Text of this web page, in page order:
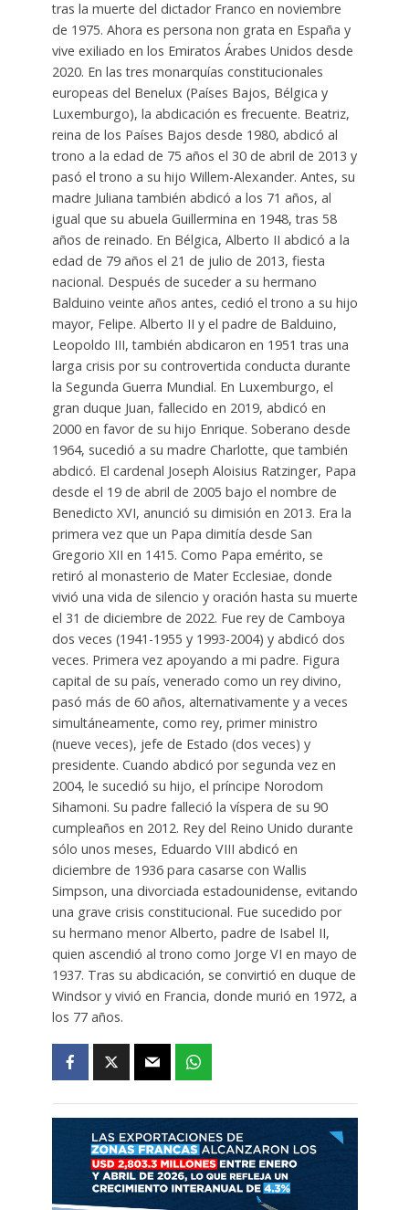
tras la muerte del dictador Franco en noviembre
de 1975. Ahora es persona non grata en España y
vive exiliado en los Emiratos Árabes Unidos desde
2020. En las tres monarquías constitucionales
europeas del Benelux (Países Bajos, Bélgica y
Luxemburgo), la abdicación es frecuente. Beatriz,
reina de los Países Bajos desde 1980, abdicó al
trono a la edad de 75 años el 30 de abril de 2013 y
pasó el trono a su hijo Willem-Alexander. Antes, su
madre Juliana también abdicó a los 71 años, al
igual que su abuela Guillermina en 1948, tras 58
años de reinado. En Bélgica, Alberto II abdicó a la
edad de 79 años el 21 de julio de 2013, fiesta
nacional. Después de suceder a su hermano
Balduino veinte años antes, cedió el trono a su hijo
mayor, Felipe. Alberto II y el padre de Balduino,
Leopoldo III, también abdicaron en 1951 tras una
larga crisis por su controvertida conducta durante
la Segunda Guerra Mundial. En Luxemburgo, el
gran duque Juan, fallecido en 2019, abdicó en
2000 en favor de su hijo Enrique. Soberano desde
1964, sucedió a su madre Charlotte, que también
abdicó. El cardenal Joseph Aloisius Ratzinger, Papa
desde el 19 de abril de 2005 bajo el nombre de
Benedicto XVI, anunció su dimisión en 2013. Era la
primera vez que un Papa dimitía desde San
Gregorio XII en 1415. Como Papa emérito, se
retiró al monasterio de Mater Ecclesiae, donde
vivió una vida de silencio y oración hasta su muerte
el 31 de diciembre de 2022. Fue rey de Camboya
dos veces (1941-1955 y 1993-2004) y abdicó dos
veces. Primera vez apoyando a mi padre. Figura
capital de su país, venerado como un rey divino,
pasó más de 60 años, alternativamente y a veces
simultáneamente, como rey, primer ministro
(nueve veces), jefe de Estado (dos veces) y
presidente. Cuando abdicó por segunda vez en
2004, le sucedió su hijo, el príncipe Norodom
Sihamoni. Su padre falleció la víspera de su 90
cumpleaños en 2012. Rey del Reino Unido durante
sólo unos meses, Eduardo VIII abdicó en
diciembre de 1936 para casarse con Wallis
Simpson, una divorciada estadounidense, evitando
una grave crisis constitucional. Fue sucedido por
su hermano menor Alberto, padre de Isabel II,
quien ascendió al trono como Jorge VI en mayo de
1937. Tras su abdicación, se convirtió en duque de
Windsor y vivió en Francia, donde murió en 1972, a
los 77 años.